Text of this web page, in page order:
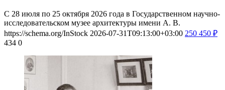
С 28 июля по 25 октября 2026 года в Государственном научно-
исследовательском музее архитектуры имени А. В.
https://schema.org/InStock 2026-07-31T09:13:00+03:00 250 450 ₽
434 0